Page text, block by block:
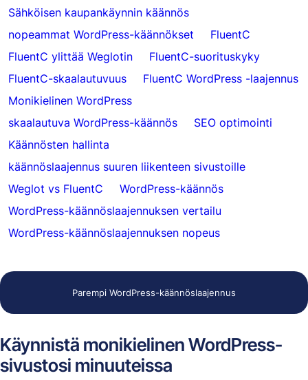
Sähköisen kaupankäynnin käännös
nopeammat WordPress-käännökset
FluentC
FluentC ylittää Weglotin
FluentC-suorituskyky
FluentC-skaalautuvuus
FluentC WordPress -laajennus
Monikielinen WordPress
skaalautuva WordPress-käännös
SEO optimointi
Käännösten hallinta
käännöslaajennus suuren liikenteen sivustoille
Weglot vs FluentC
WordPress-käännös
WordPress-käännöslaajennuksen vertailu
WordPress-käännöslaajennuksen nopeus
Parempi WordPress-käännöslaajennus
Käynnistä monikielinen WordPress-
sivustosi minuuteissa